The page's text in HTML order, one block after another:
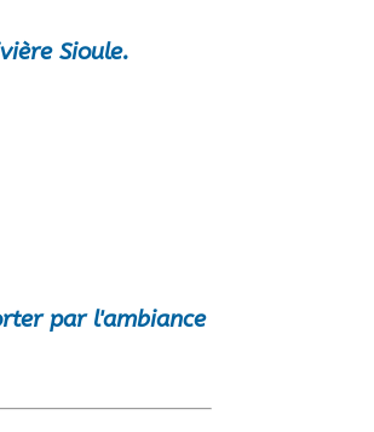
Sioule.
par l'ambiance